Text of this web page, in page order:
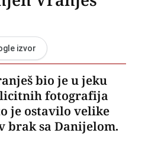
izvor
bio je u jeku
fotografija
je ostavilo velike
brak sa Danijelom.